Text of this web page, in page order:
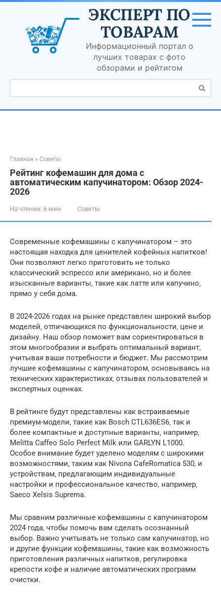
Перейти
контенту
ЭКСПЕРТ ПО
ТОВАРАМ
Информационный портал о
лучших товарах с фото
обзорами и рейтигом
Поиск:
Главная » Советы
Рейтинг кофемашин для дома с
автоматическим капучинатором: Обзор 2024-
2026
На чтение: 6 мин Советы
Современные кофемашины с капучинатором – это
настоящая находка для ценителей кофейных напитков!
Они позволяют легко приготовить не только
классический эспрессо или американо‚ но и более
изысканные варианты‚ такие как латте или капучино‚
прямо у себя дома.
В 2024-2026 годах на рынке представлен широкий выбор
моделей‚ отличающихся по функциональности‚ цене и
дизайну. Наш обзор поможет вам сориентироваться в
этом многообразии и выбрать оптимальный вариант‚
учитывая ваши потребности и бюджет. Мы рассмотрим
лучшие кофемашины с капучинатором‚ основываясь на
технических характеристиках‚ отзывах пользователей и
экспертных оценках.
В рейтинге будут представлены как встраиваемые
премиум-модели‚ такие как Bosch CTL636ES6‚ так и
более компактные и доступные варианты‚ например‚
Melitta Caffeo Solo Perfect Milk или GARLYN L1000.
Особое внимание будет уделено моделям с широкими
возможностями‚ таким как Nivona CafeRomatica 530‚ и
устройствам‚ предлагающим индивидуальные
настройки и профессиональное качество‚ например‚
Saeco Xelsis Suprema.
Мы сравним различные кофемашины с капучинатором
2024 года‚ чтобы помочь вам сделать осознанный
выбор. Важно учитывать не только сам капучинатор‚ но
и другие функции кофемашины‚ такие как возможность
приготовления различных напитков‚ регулировка
крепости кофе и наличие автоматических программ
очистки.